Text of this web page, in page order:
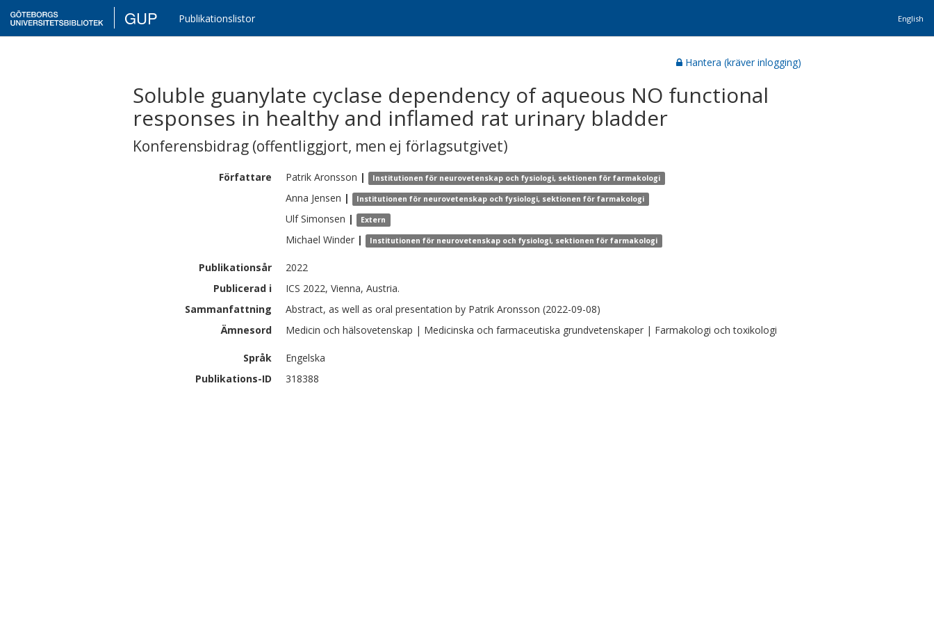
GUP Publikationslistor English
Hantera (kräver inlogging)
Soluble guanylate cyclase dependency of aqueous NO functional
responses in healthy and inflamed rat urinary bladder
Konferensbidrag (offentliggjort, men ej förlagsutgivet)
Författare Patrik Aronsson | Institutionen för neurovetenskap och fysiologi, sektionen för farmakologi
Anna Jensen | Institutionen för neurovetenskap och fysiologi, sektionen för farmakologi
Ulf Simonsen | Extern
Michael Winder | Institutionen för neurovetenskap och fysiologi, sektionen för farmakologi
Publikationsår
2022
Publicerad i
ICS 2022, Vienna, Austria.
Sammanfattning
Abstract, as well as oral presentation by Patrik Aronsson (2022-09-08)
Ämnesord
Medicin och hälsovetenskap | Medicinska och farmaceutiska grundvetenskaper | Farmakologi och toxikologi
Språk
Engelska
Publikations-ID
318388